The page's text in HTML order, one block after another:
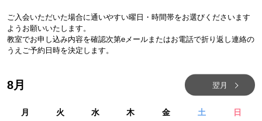
ご入会いただいた場合に通いやすい曜日・時間帯をお選びくださいます
ようお願いいたします。
教室でお申し込み内容を確認次第eメールまたはお電話で折り返し連絡の
うえご予約日時を決定します。
8月 翌月
月 火 水 木 金 土 日